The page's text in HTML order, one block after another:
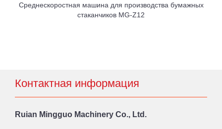
Среднескоростная машина для производства бумажных
стаканчиков MG-Z12
Контактная информация
Ruian Mingguo Machinery Co., Ltd.